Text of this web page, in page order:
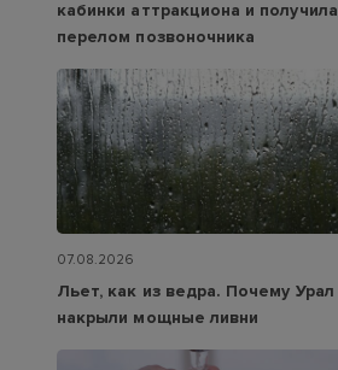
кабинки аттракциона и получила
перелом позвоночника
07.08.2026
Льет, как из ведра. Почему Урал
накрыли мощные ливни